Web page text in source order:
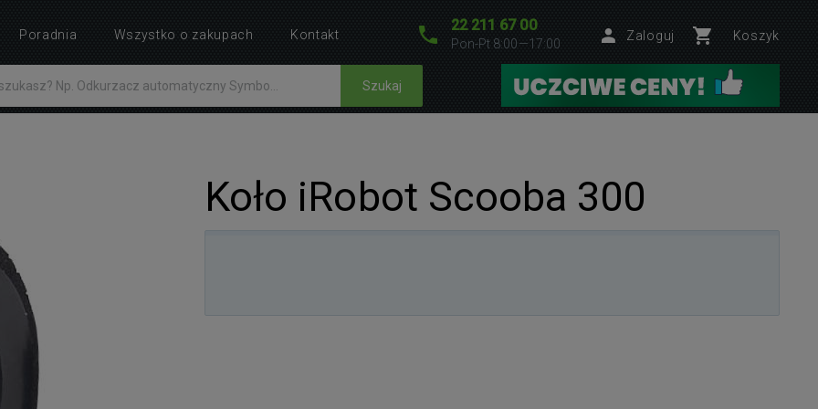
22 211 67 00
Pon-Pt 8:00—17:00
Zaloguj Koszyk
Szukaj
Koło iRobot Scooba 300
Poradnia Wszystko o zakupach Kontakt